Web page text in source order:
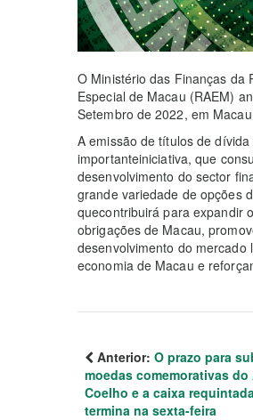
O Ministério das Finanças da
Especial de Macau (RAEM)
Setembro de 2022, em
A emissão de títulos de
importanteiniciativa, que
desenvolvimento do sector
grande variedade de opções
quecontribuirá para expandir
obrigações de Macau,
desenvolvimento do mercado
economia de Macau e
Anterior: O prazo para
moedas comemorativas
Coelho e a caixa
termina na sexta-feira